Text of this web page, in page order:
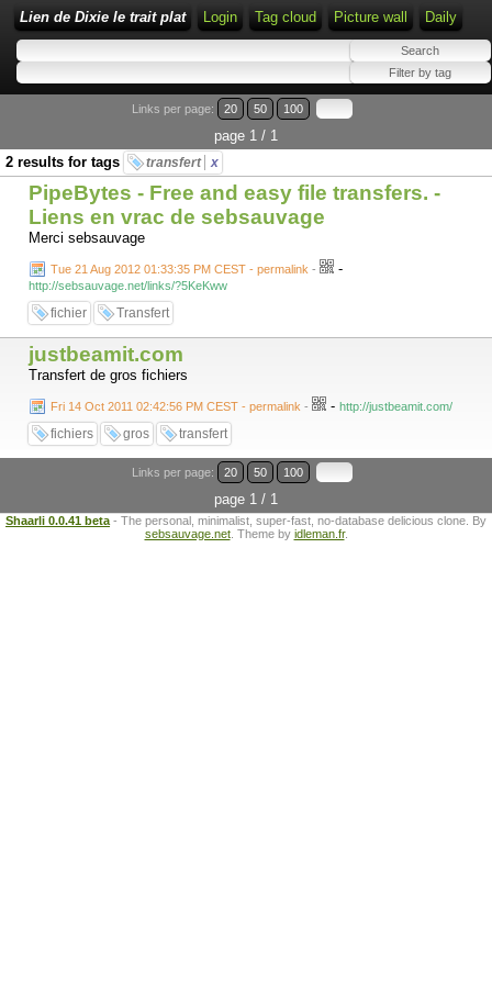
Lien de Dixie le trait plat Login Tag cloud Picture wall Daily
Links per page: 20 50 100
page 1 / 1
2 results for tags
transfert x
PipeBytes - Free and easy file transfers. -
Liens en vrac de sebsauvage
Merci sebsauvage
Tue 21 Aug 2012 01:33:35 PM CEST - permalink - -
http://sebsauvage.net/links/?5KeKww
fichier Transfert
justbeamit.com
Transfert de gros fichiers
Fri 14 Oct 2011 02:42:56 PM CEST - permalink - - http://justbeamit.com/
fichiers gros transfert
Links per page: 20 50 100
page 1 / 1
Shaarli 0.0.41 beta - The personal, minimalist, super-fast, no-database delicious clone. By
sebsauvage.net. Theme by idleman.fr.